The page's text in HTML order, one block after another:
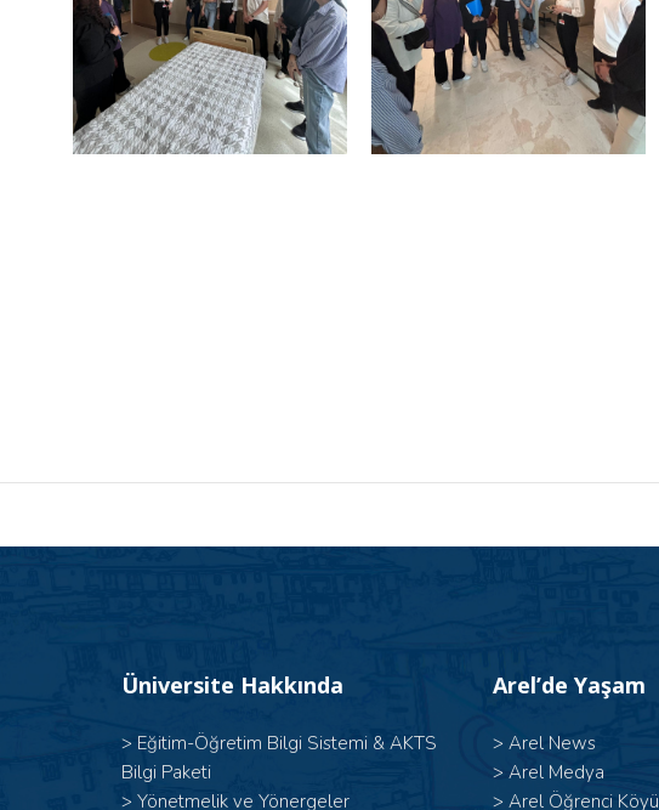
Üniversite Hakkında
> Eğitim-Öğretim Bilgi Sistemi & AKTS
Bilgi Paketi
> Yönetmelik ve Yönergeler
Arel’de Yaşam
> Arel News
> Arel Medya
> Arel Öğrenci Köyü